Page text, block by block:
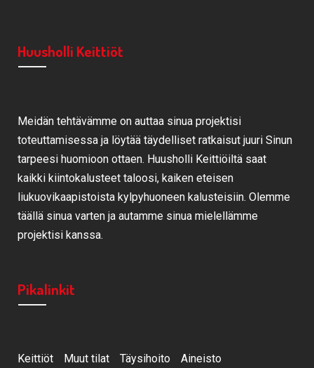
Huusholli Keittiöt
Meidän tehtävämme on auttaa sinua projektisi
toteuttamisessa ja löytää täydelliset ratkaisut juuri Sinun
tarpeesi huomioon ottaen. Huusholli Keittiöiltä saat
kaikki kiintokalusteet taloosi, kaiken eteisen
liukuovikaapistoista kylpyhuoneen kalusteisiin. Olemme
täällä sinua varten ja autamme sinua mielellämme
projektisi kanssa.
Pikalinkit
Keittiöt Muut tilat Täysihoito Aineisto